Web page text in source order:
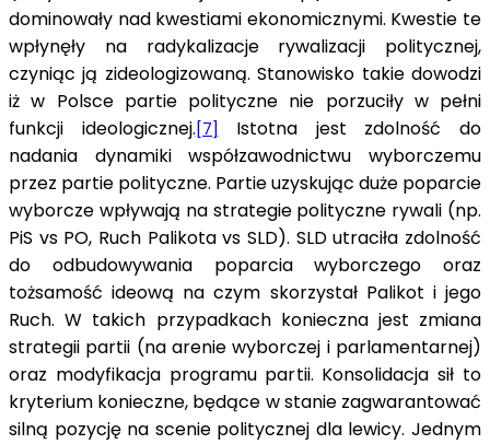
dominowały nad kwestiami ekonomicznymi. Kwestie te
wpłynęły na radykalizacje rywalizacji politycznej,
czyniąc ją zideologizowaną. Stanowisko takie dowodzi
iż w Polsce partie polityczne nie porzuciły w pełni
funkcji ideologicznej. [7]
Istotna jest zdolność do
nadania dynamiki współzawodnictwu wyborczemu
przez partie polityczne. Partie uzyskując duże poparcie
wyborcze wpływają na strategie polityczne rywali (np.
PiS vs PO, Ruch Palikota vs SLD). SLD utraciła zdolność
do odbudowywania poparcia wyborczego oraz
tożsamość ideową na czym skorzystał Palikot i jego
Ruch. W takich przypadkach konieczna jest zmiana
strategii partii (na arenie wyborczej i parlamentarnej)
oraz modyfikacja programu partii. Konsolidacja sił to
kryterium konieczne, będące w stanie zagwarantować
silną pozycję na scenie politycznej dla lewicy. Jednym